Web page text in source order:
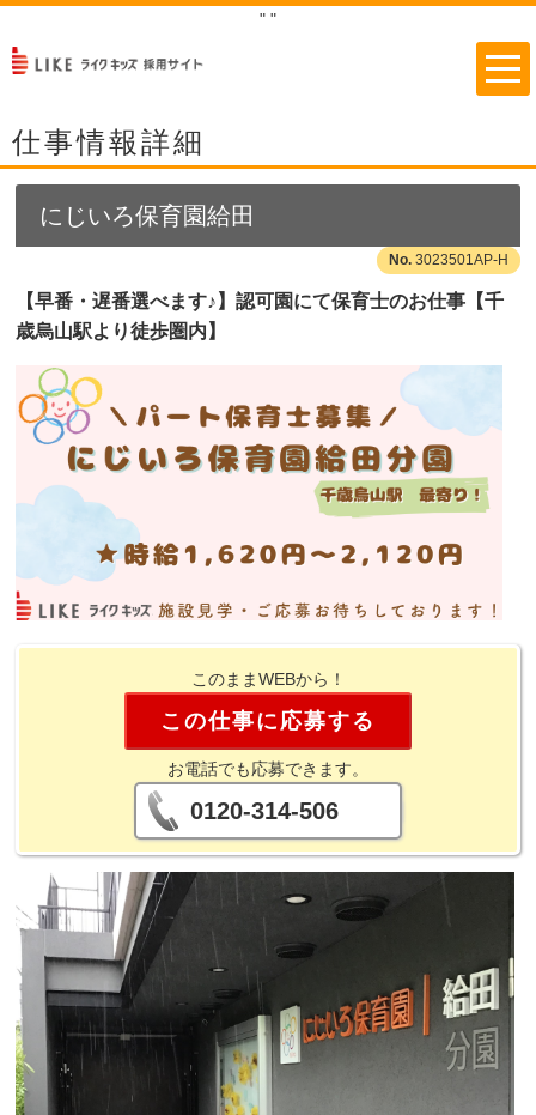
" "
仕事情報詳細
にじいろ保育園給田
3023501AP-H
【早番・遅番選べます♪】認可園にて保育士のお仕事【千
歳烏山駅より徒歩圏内】
このままWEBから！
この仕事に応募する
お電話でも応募できます。
0120-314-506